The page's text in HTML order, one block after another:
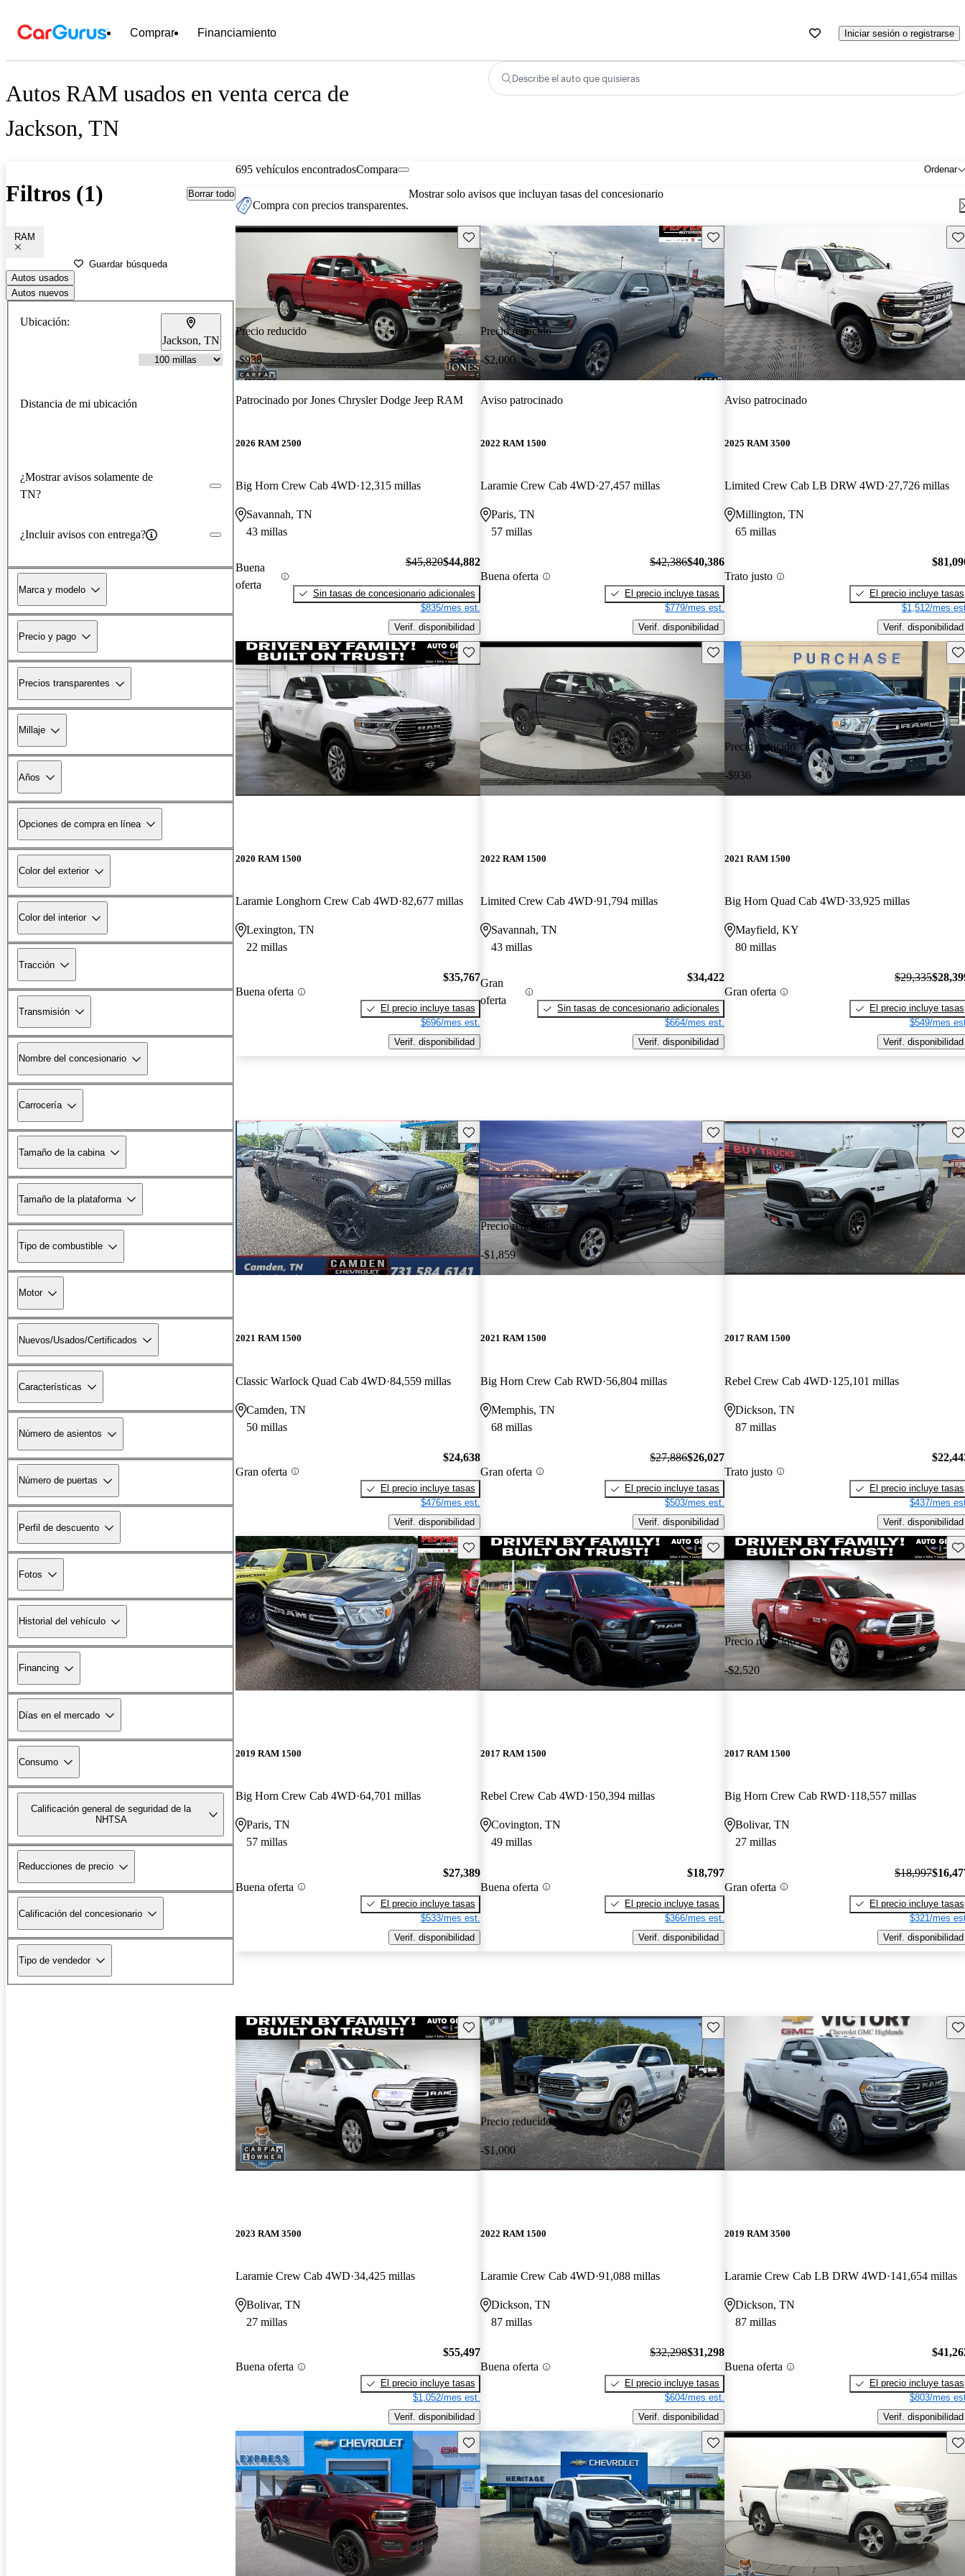
Comprar Financiamiento Iniciar sesión o registrarse
Autos RAM usados en venta cerca de
Jackson, TN
Describe el auto que quisieras
Filtros (1) Borrar todo
RAM
Guardar búsqueda
Autos usados
Autos nuevos
Ubicación:
Jackson, TN
Distancia de mi ubicación
¿Mostrar avisos solamente de
TN?
¿Incluir avisos con entrega?
Marca y modelo
Precio y pago
Precios transparentes
Millaje
Años
Opciones de compra en línea
Color del exterior
Color del interior
Tracción
Transmisión
Nombre del concesionario
Carrocería
Tamaño de la cabina
Tamaño de la plataforma
Tipo de combustible
Motor
Nuevos/Usados/Certificados
Características
Número de asientos
Número de puertas
Perfil de descuento
Fotos
Historial del vehículo
Financing
Días en el mercado
Consumo
Calificación general de seguridad de la
NHTSA
Reducciones de precio
Calificación del concesionario
Tipo de vendedor
695 vehículos encontrados Ordenar
Compara
Compra con precios transparentes.
Mostrar solo avisos que incluyan tasas del concesionario
Precio reducido
-$938
Guarda este Aviso
Patrocinado porJones Chrysler Dodge Jeep RAM
2026 RAM 2500
Big Horn Crew Cab 4WD 12,315 millas
Savannah, TN
43 millas
Buena
oferta
$45,820$44,882
Sin tasas de concesionario adicionales
$835/mes est.
Verif. disponibilidad
Precio reducido
-$2,000
Guarda este Aviso
Aviso patrocinado
2022 RAM 1500
Laramie Crew Cab 4WD 27,457 millas
Paris, TN
57 millas
Buena oferta
$42,386$40,386
El precio incluye tasas
$779/mes est.
Verif. disponibilidad
Aviso patrocinado
2025 RAM 3500
Limited Crew Cab LB DRW 4WD 27,726 millas
Millington, TN
65 millas
Trato justo
El precio incluye tasas
$1,512/mes
Verif. disponibilidad
Guarda este Aviso
2020 RAM 1500
Laramie Longhorn Crew Cab 4WD 82,677 millas
Lexington, TN
22 millas
Buena oferta
$35,767
El precio incluye tasas
$696/mes est.
Verif. disponibilidad
Guarda este Aviso
2022 RAM 1500
Limited Crew Cab 4WD 91,794 millas
Savannah, TN
43 millas
Gran
oferta
$34,422
Sin tasas de concesionario adicionales
$664/mes est.
Verif. disponibilidad
Precio reducido
-$936
2021 RAM 1500
Big Horn Quad Cab 4WD 33,925 millas
Mayfield, KY
80 millas
Gran oferta
$29,335
El precio incluye tasas
$549/mes
Verif. disponibilidad
Guarda este Aviso
2021 RAM 1500
Classic Warlock Quad Cab 4WD 84,559 millas
Camden, TN
50 millas
Gran oferta
$24,638
El precio incluye tasas
$476/mes est.
Verif. disponibilidad
Precio reducido
-$1,859
Guarda este Aviso
2021 RAM 1500
Big Horn Crew Cab RWD 56,804 millas
Memphis, TN
68 millas
Gran oferta
$27,886$26,027
El precio incluye tasas
$503/mes est.
Verif. disponibilidad
2017 RAM 1500
Rebel Crew Cab 4WD 125,101 millas
Dickson, TN
87 millas
Trato justo
El precio incluye tasas
$437/mes
Verif. disponibilidad
Guarda este Aviso
2019 RAM 1500
Big Horn Crew Cab 4WD 64,701 millas
Paris, TN
57 millas
Buena oferta
$27,389
El precio incluye tasas
$533/mes est.
Verif. disponibilidad
Guarda este Aviso
2017 RAM 1500
Rebel Crew Cab 4WD 150,394 millas
Covington, TN
49 millas
Buena oferta
$18,797
El precio incluye tasas
$366/mes est.
Verif. disponibilidad
Precio reducido
-$2,520
2017 RAM 1500
Big Horn Crew Cab RWD 118,557 millas
Bolivar, TN
27 millas
Gran oferta
$18,997
El precio incluye tasas
$321/mes
Verif. disponibilidad
Guarda este Aviso
2023 RAM 3500
Laramie Crew Cab 4WD 34,425 millas
Bolivar, TN
27 millas
Buena oferta
$55,497
El precio incluye tasas
$1,052/mes est.
Verif. disponibilidad
Precio reducido
-$1,000
Guarda este Aviso
2022 RAM 1500
Laramie Crew Cab 4WD 91,088 millas
Dickson, TN
87 millas
Buena oferta
$32,298$31,298
El precio incluye tasas
$604/mes est.
Verif. disponibilidad
2019 RAM 3500
Laramie Crew Cab LB DRW 4WD 141,654 millas
Dickson, TN
87 millas
Buena oferta
El precio incluye tasas
$803/mes
Verif. disponibilidad
Guarda este Aviso Guarda este Aviso